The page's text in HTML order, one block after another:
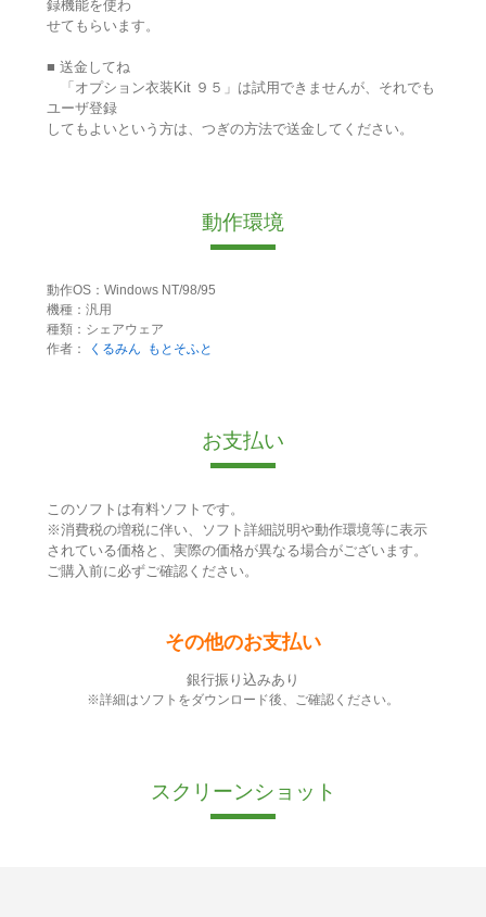
録機能を使わ
せてもらいます。
■ 送金してね
「オプション衣装Kit ９５」は試用できませんが、それでも
ユーザ登録
してもよいという方は、つぎの方法で送金してください。
動作環境
動作OS：Windows NT/98/95
機種：汎用
種類：シェアウェア
作者：
くるみん もとそふと
お支払い
このソフトは有料ソフトです。
※消費税の増税に伴い、ソフト詳細説明や動作環境等に表示
されている価格と、実際の価格が異なる場合がございます。
ご購入前に必ずご確認ください。
その他のお支払い
銀行振り込みあり
※詳細はソフトをダウンロード後、ご確認ください。
スクリーンショット